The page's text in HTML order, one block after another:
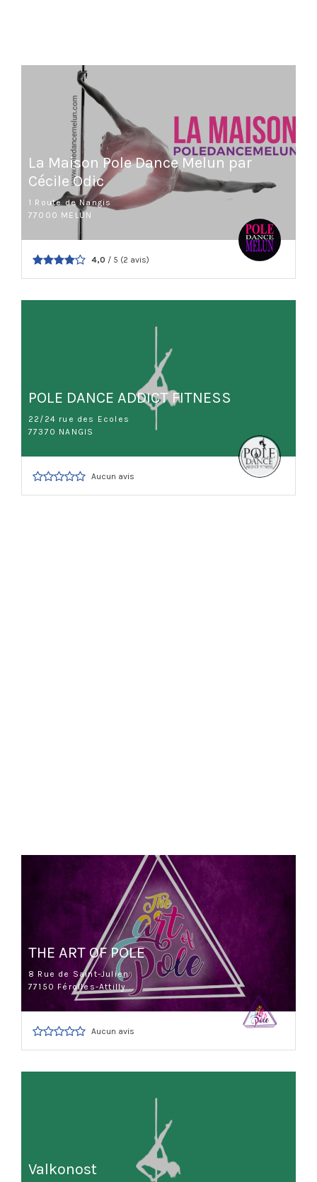
La Maison Pole Dance Melun par
Cécile Odic
1 Route de Nangis
77000 MELUN
4,0 / 5 (2 avis)
POLE DANCE ADDICT FITNESS
22/24 rue des Ecoles
77370 NANGIS
Aucun avis
THE ART OF POLE
8 Rue de Saint-Julien
77150 Férolles-Attilly
Aucun avis
Valkonost